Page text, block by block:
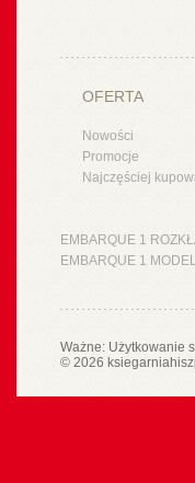
OFERTA
Nowości
Promocje
Najczęściej
EMBARQUE 1
EMBARQUE 1
Ważne: Użytkowanie
© 2026